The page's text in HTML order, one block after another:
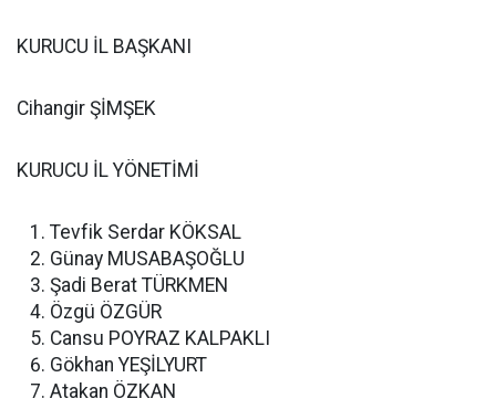
KURUCU İL BAŞKANI
Cihangir ŞİMŞEK
KURUCU İL YÖNETİMİ
Tevfik Serdar KÖKSAL
Günay MUSABAŞOĞLU
Şadi Berat TÜRKMEN
Özgü ÖZGÜR
Cansu POYRAZ KALPAKLI
Gökhan YEŞİLYURT
Atakan ÖZKAN